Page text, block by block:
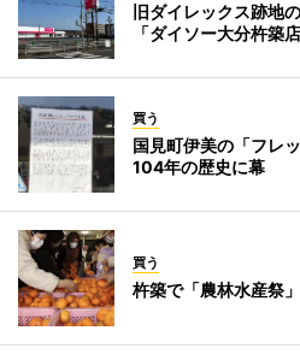
旧ダイレックス跡地
「ダイソー大分杵築店
買う
国見町伊美の「フレ
104年の歴史に幕
買う
杵築で「農林水産祭